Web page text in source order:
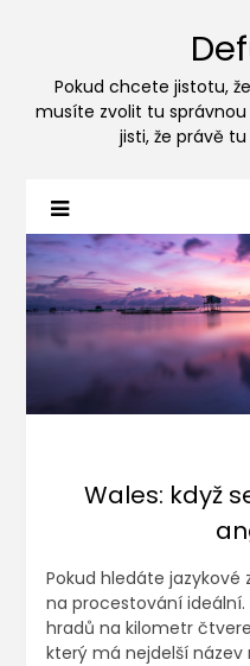
Pokud chcete jistotu,
musíte zvolit tu
jisti, že právě
Wales: když
Pokud hledáte jazykové
na procestování
hradů na kilometr
který má nejdelší název